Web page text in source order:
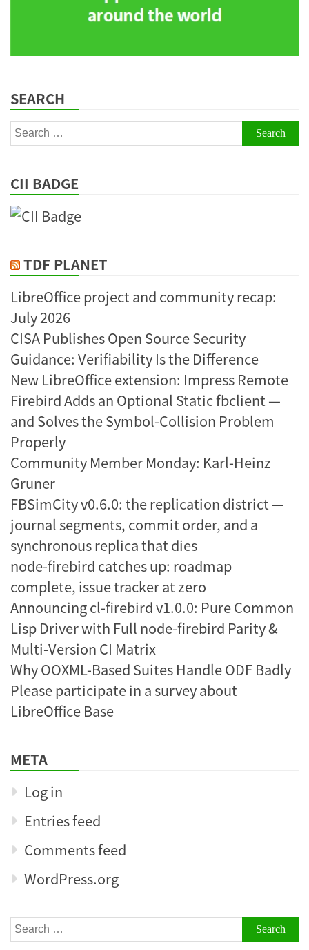
SEARCH
Search
for:
CII BADGE
TDF PLANET
LibreOffice project and community recap:
July 2026
CISA Publishes Open Source Security
Guidance: Verifiability Is the Difference
New LibreOffice extension: Impress Remote
Firebird Adds an Optional Static fbclient —
and Solves the Symbol-Collision Problem
Properly
Community Member Monday: Karl-Heinz
Gruner
FBSimCity v0.6.0: the replication district —
journal segments, commit order, and a
synchronous replica that dies
node-firebird catches up: roadmap
complete, issue tracker at zero
Announcing cl-firebird v1.0.0: Pure Common
Lisp Driver with Full node-firebird Parity &
Multi-Version CI Matrix
Why OOXML-Based Suites Handle ODF Badly
Please participate in a survey about
LibreOffice Base
META
Log in
Entries feed
Comments feed
WordPress.org
Search